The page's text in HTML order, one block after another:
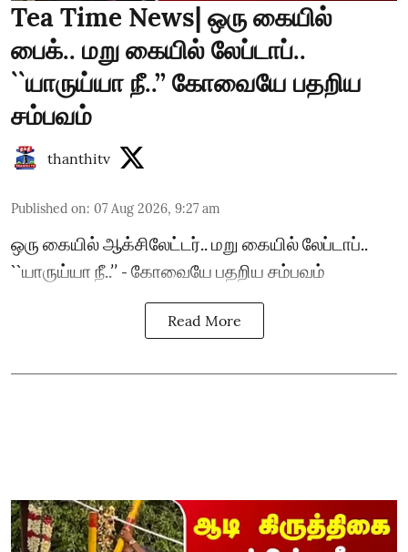
Tea Time News| ஒரு கையில்
பைக்.. மறு கையில் லேப்டாப்..
``யாருய்யா நீ..’’ கோவையே பதறிய
சம்பவம்
thanthitv
Published on: 07 Aug 2026, 9:27 am
ஒரு கையில் ஆக்சிலேட்டர்.. மறு கையில் லேப்டாப்..
``யாருய்யா நீ..’’ - கோவையே பதறிய சம்பவம்
Read More